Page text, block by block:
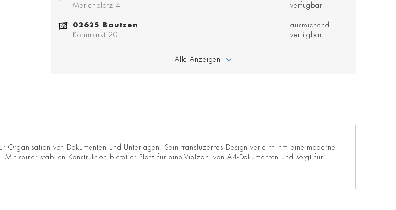
Merianplatz 4
verfügbar
02625 Bautzen
Kornmarkt 20
ausreichend
verfügbar
Alle Anzeigen
Organisation von Dokumenten und Unterlagen. Sein transluzentes Design verleiht ihm eine moderne
seiner stabilen Konstruktion bietet er Platz für eine Vielzahl von A4-Dokumenten und sorgt für